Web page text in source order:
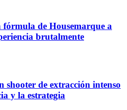
fórmula de Housemarque a
brutalmente
de extracción intenso
y la estrategia